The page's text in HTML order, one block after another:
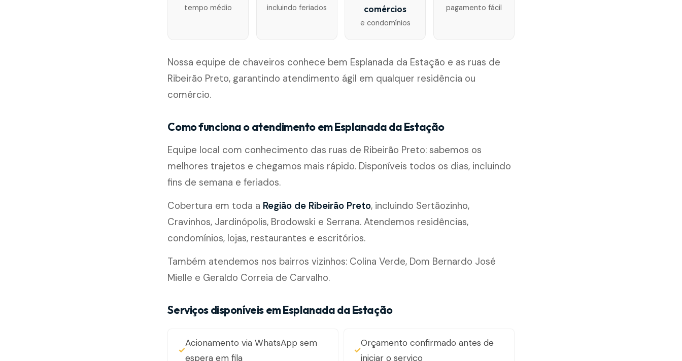
tempo médio incluindo feriados
comércios
e condomínios
pagamento fácil
Nossa equipe de chaveiros conhece bem Esplanada da Estação e as ruas de
Ribeirão Preto, garantindo atendimento ágil em qualquer residência ou
comércio.
Como funciona o atendimento em Esplanada da Estação
Equipe local com conhecimento das ruas de Ribeirão Preto: sabemos os
melhores trajetos e chegamos mais rápido. Disponíveis todos os dias, incluindo
fins de semana e feriados.
Cobertura em toda a Região de Ribeirão Preto, incluindo Sertãozinho,
Cravinhos, Jardinópolis, Brodowski e Serrana. Atendemos residências,
condomínios, lojas, restaurantes e escritórios.
Também atendemos nos bairros vizinhos: Colina Verde, Dom Bernardo José
Mielle e Geraldo Correia de Carvalho.
Serviços disponíveis em Esplanada da Estação
Acionamento via WhatsApp sem
espera em fila
Orçamento confirmado antes de
iniciar o serviço